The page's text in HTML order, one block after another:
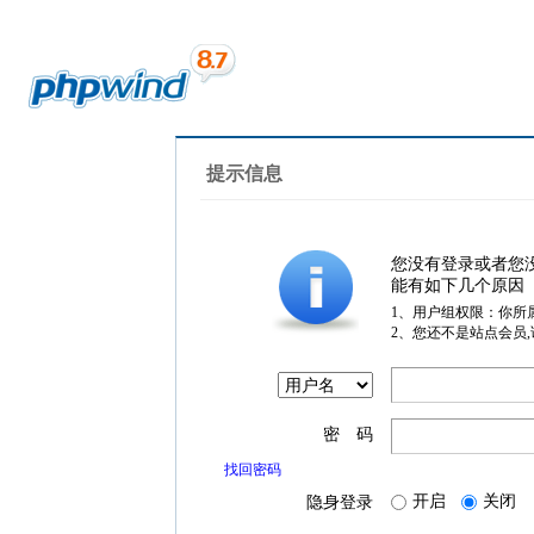
提示信息
您没有登录或者您
能有如下几个原因
1、用户组权限：你所
2、您还不是站点会员
密 码
找回密码
隐身登录 开启 关闭